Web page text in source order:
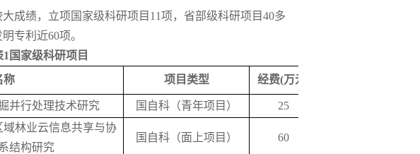
成绩，立项国家级科研项目 11项，省部级科研项目40多
专利近60项。
1国家级科研项目
称 项目类型 经费(万元)
并行处理技术研究 国自科（青年项目） 25
林业云信息共享与协
结构研究
国自科（面上项目） 60